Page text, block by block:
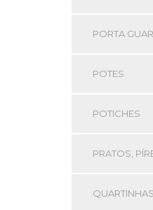
PORTA
POTES
POTICHES
PRATOS,
QUARTINHAS